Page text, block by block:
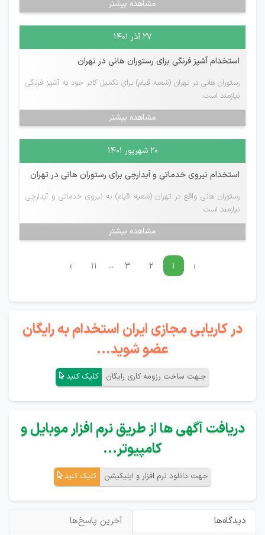
مشاهده بیشتر
۲۷ آذر ۱۴۰۱
استخدام آشپز فرنگی برای رستوران هانی در تهران
رستوران هانی در تهران (شعبه قیام) برای تکمیل کادر خود به آشپز فرنگی
نیازمند است.
مشاهده بیشتر
۲۰ شهریور ۱۴۰۱
استخدام نیروی خدماتی و آبدارچی برای رستوران هانی در تهران
رستوران هانی واقع در تهران (شعیه قیام) به نیروی خدماتی و آبدارچی
نیازمند است
مشاهده بیشتر
‹ ۱ ۲ ۳ ... ۱۱ ›
در کاریابی مجازی ایران استخدام به رایگان
عضو شوید...
جـهت ساخت رزومه کاری رایگان کلیک کنید
دریافت آگهی ها از طریق نرم افزار موبایل و
کامپیوتر...
جهت دانلود نرم افزار و اپلیکیشن کلیک کنید
دیدگاه‌ها
آخرین پاسخ‌ها